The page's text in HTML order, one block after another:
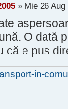
» Mie 26 Aug
O dată
că e pus
in-